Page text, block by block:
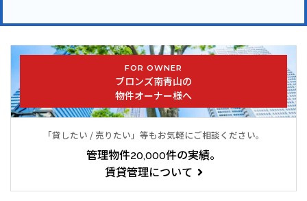
都営大江戸線「六本木駅」徒歩５分
東京メトロ銀座線「青山一丁目駅」徒歩５分
東京メトロ半蔵門線「青山一丁目」徒歩５分
港区南青山に位置するブロンズ南青山。
乃木坂駅徒歩１分という好立地に加え、六本木駅にもアクセス可
能です。都内の主要エリアを自在に行き来することができます。
FOR OWNER
ブロンズ南青山の
物件オーナー様へ
「貸したい / 売りたい」等もお気軽にご相談ください。
管理物件20,000件の実績。
賃貸管理について